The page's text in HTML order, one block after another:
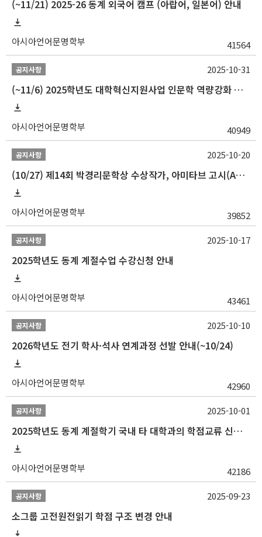
(~11/21) 2025-26 동계 외국어 캠프 (아랍어, 일본어) 안내
아시아언어문명학부 41564
공지사항
(~11/6) 2025학년도 대학혁신지원사업 인문학 역량강화 동계 인턴십 참가자 선발 안내
아시아언어문명학부 40949
2025-10-31
공지사항
(10/27) 제14회 박경리문학상 수상작가, 아미타브 고시(Amitav Ghosh) 강연 안내
아시아언어문명학부 39852
2025-10-20
공지사항
2025학년도 동계 계절수업 수강신청 안내
아시아언어문명학부 43461
2025-10-17
공지사항
2026학년도 전기 학사·석사 연계과정 선발 안내(~10/24)
아시아언어문명학부 42960
2025-10-10
공지사항
2025학년도 동계 계절학기 국내 타 대학과의 학점교류 신청 안내
아시아언어문명학부 42186
2025-10-01
공지사항
소그룹 고전원전읽기 학점 구조 변경 안내
2025-09-23